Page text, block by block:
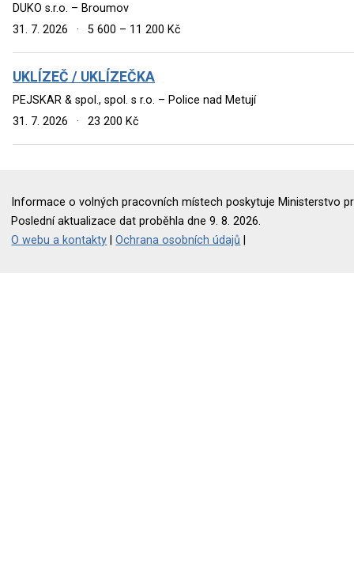
DUKO s.r.o. – Broumov
31. 7. 2026
· 5 600 – 11 200 Kč
UKLÍZEČ / UKLÍZEČKA
PEJSKAR & spol., spol. s r.o. – Police nad Metují
31. 7. 2026
· 23 200 Kč
Informace o volných pracovních místech poskytuje Ministerstvo
Poslední aktualizace dat proběhla dne 9. 8. 2026.
O webu a kontakty |Ochrana osobních údajů